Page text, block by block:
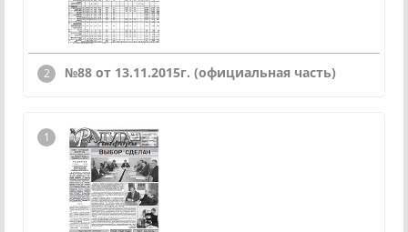
№88 от 13.11.2015г. (официальная часть)